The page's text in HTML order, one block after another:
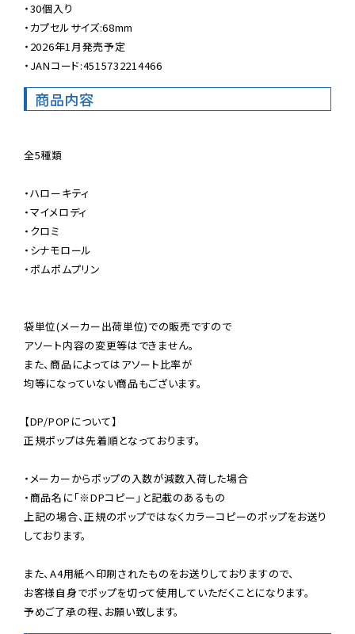
・30個入り
・カプセルサイズ:68mm
・2026年1月発売予定
・JANコード:4515732214466
商品内容
全5種類
・ハローキティ
・マイメロディ
・クロミ
・シナモロール
・ポムポムプリン
袋単位(メーカー出荷単位)での販売ですので
アソート内容の変更等はできません。
また、商品によってはアソート比率が
均等になっていない商品もございます。
【DP/POPについて】
正規ポップは先着順となっております。
・メーカーからポップの入数が減数入荷した場合
・商品名に「※DPコピー」と記載のあるもの
上記の場合、正規のポップではなくカラーコピーのポップをお送り
しております。
また、A4用紙へ印刷されたものをお送りしておりますので、
お客様自身でポップを切って使用していただくことになります。
予めご了承の程、お願い致します。